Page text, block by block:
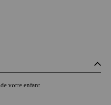
votre enfant.